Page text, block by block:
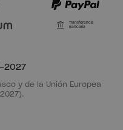
Transferencia
Bancaria
2027
y de la Unión Europea